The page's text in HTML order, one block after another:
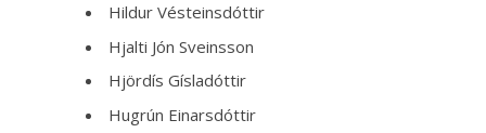
Hildur Vésteinsdóttir
Hjalti Jón Sveinsson
Hjördís Gísladóttir
Hugrún Einarsdóttir